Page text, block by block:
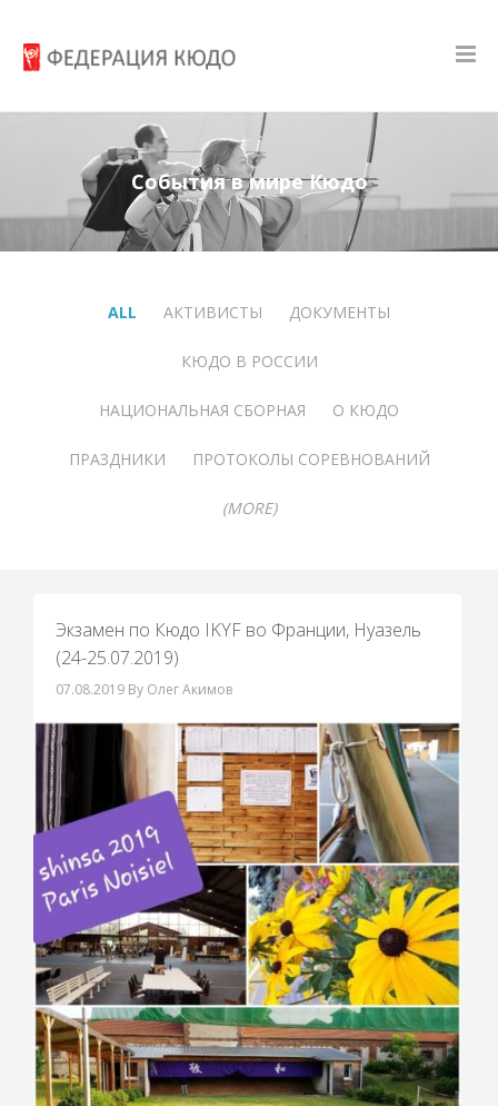
События в мире Кюдо
ALL АКТИВИСТЫ ДОКУМЕНТЫ
КЮДО В РОССИИ
НАЦИОНАЛЬНАЯ СБОРНАЯ О КЮДО
ПРАЗДНИКИ ПРОТОКОЛЫ СОРЕВНОВАНИЙ
(MORE)
Экзамен по Кюдо IKYF во Франции, Нуазель
(24-25.07.2019)
07.08.2019 By Олег Акимов